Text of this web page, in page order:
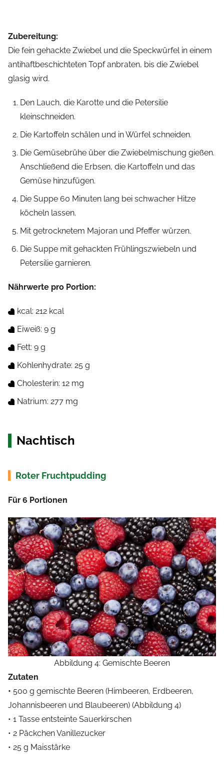
Zubereitung:
Die fein gehackte Zwiebel und die Speckwürfel in einem
antihaftbeschichteten Topf anbraten, bis die Zwiebel
glasig wird.
Den Lauch, die Karotte und die Petersilie
kleinschneiden.
Die Kartoffeln schälen und in Würfel schneiden.
Die Gemüsebrühe über die Zwiebelmischung gießen.
Anschließend die Erbsen, die Kartoffeln und das
Gemüse hinzufügen.
Die Suppe 60 Minuten lang bei schwacher Hitze
köcheln lassen.
Mit getrocknetem Majoran und Pfeffer würzen.
Die Suppe mit gehackten Frühlingszwiebeln und
Petersilie garnieren.
Nährwerte pro Portion:
kcal: 212 kcal
Eiweiß: 9 g
Fett: 9 g
Kohlenhydrate: 25 g
Cholesterin: 12 mg
Natrium: 277 mg
Nachtisch
Roter Fruchtpudding
Für 6 Portionen
Abbildung 4: Gemischte Beeren
Zutaten
• 500 g gemischte Beeren (Himbeeren, Erdbeeren,
Johannisbeeren und Blaubeeren) (Abbildung 4)
• 1 Tasse entsteinte Sauerkirschen
• 2 Päckchen Vanillezucker
• 25 g Maisstärke